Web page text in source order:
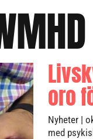
oro
Nyheter |
med